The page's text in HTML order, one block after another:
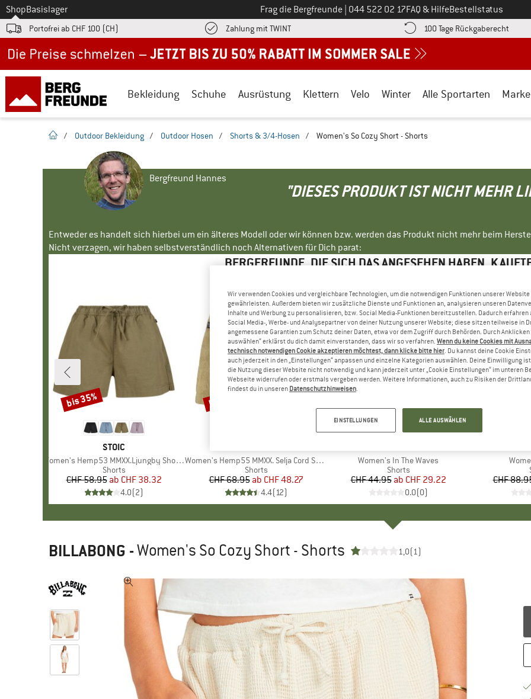
Zum
ShopBasislager Frag die Bergfreunde Ruf uns an unter
044 522 02 17FAQ & HilfeBestellstatus
Portofrei ab CHF 100 (CH) Zahlung mit TWINTFinde die Zahlungs-Infos hier! Öffnet sich in einer Infobox
100 Tage Rückgaberecht
Bekleidung Schuhe Ausrüstung Klettern Velo Winter Alle Sportarten
Startseite
/ Outdoor Bekleidung / Outdoor Hosen / Shorts & 3/4-Hosen / Women's So Cozy Short - Shorts
Bergfreund Hannes
"DIESES PRODUKT IST NICHT MEHR
Entweder es handelt sich hierbei um ein älteres Modell oder wir können bzw. werden das Produkt nicht mehr beim
Nicht verzagen, wir haben selbstverständlich noch Alternativen für Dich parat:
BERGFREUNDE, DIE SICH DAS ANGESEHEN HABEN,
MARKE
STOIC
Artikel
Women's Hemp53 MMXX.Ljungby Shorts
Produktgruppe
Shorts
Preis
CHF 58.95 reduzierter Preis
ab CHF 38.32
4.0(2)
Rabatt
bis 35%
Artikel
Women's Hemp55 MMXX. Selja Cord Shorts
Produktgruppe
Shorts
Preis
CHF 68.95 reduzierter Preis
ab CHF 48.27
4.4(12)
Rabatt
bis 30%
Artikel
Women's In The Waves
Produktgruppe
Shorts
Preis
CHF 44.95 reduzierter Preis
ab CHF 29.22
0.0(0)
Artikel
CHF
BILLABONG -Women's So Cozy Short - Shorts 1,0(1)
Wir verwenden Cookies und vergleichbare Technologien, um die notwendigen Funktionen unserer Website
gewährleisten. Außerdem bieten wir zusätzliche Dienste und Funktionen an, analysieren unseren
Inhalte und Werbung zu personalisieren, bzw. Social Media-Funktionen bereitzustellen. Dadurch erfahren
Social Media-, Werbe- und Analysepartner von deiner Nutzung unserer Website; diese sitzen teilweise in
angemessene Garantien zum Schutz deiner Daten, etwa vor dem Zugriff durch Behörden. Durch Anklicken
auswählen“ erklärst du dich damit einverstanden, dass wir so verfahren. Wenn du keine Cookies mit
technisch notwendigen Cookie akzeptieren möchtest, dann klicke bitte hier. Du kannst deine Cookie
auch jederzeit in den „Einstellungen“ anpassen und einzelne Kategorien auswählen. Deine Einwilligung
die Nutzung dieser Website nicht notwendig und kann jederzeit unter „Cookie Einstellungen“ im unteren
Webseite widerrufen oder erstmals vergeben werden. Weitere Informationen, auch zu Risiken der
findest du in unseren Datenschutzhinweisen.
EINSTELLUNGEN ALLE AUSWÄHLEN